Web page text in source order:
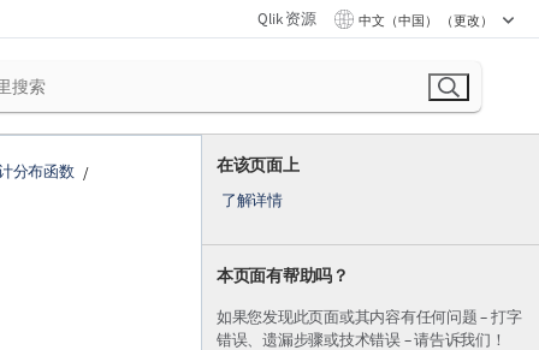
Qlik 资源 中文（中国） （更改）
在该页面上
了解详情
本页面有帮助吗？
如果您发现此页面或其内容有任何问题 – 打字
错误、遗漏步骤或技术错误 – 请告诉我们！
分布函数